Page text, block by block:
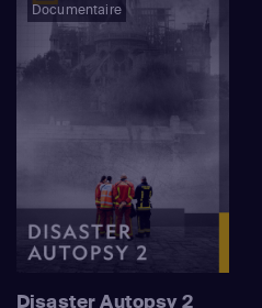
Documentaire
Disaster Autopsy 2